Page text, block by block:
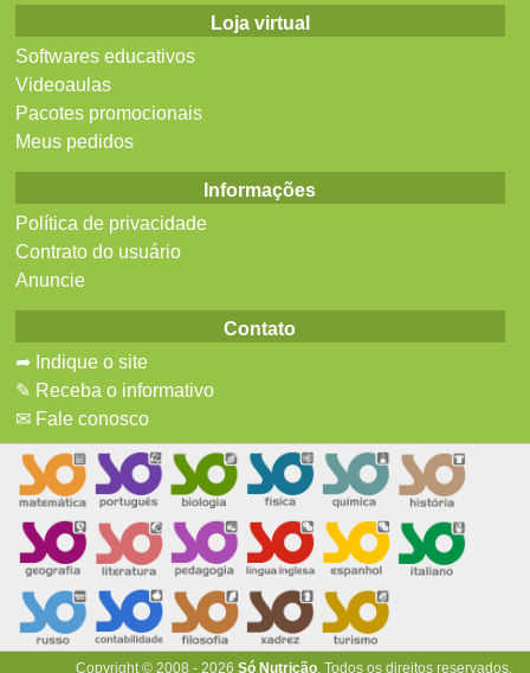
Loja virtual
Softwares educativos
Videoaulas
Pacotes promocionais
Meus pedidos
Informações
Política de privacidade
Contrato do usuário
Anuncie
Contato
➦ Indique o site
✎ Receba o informativo
✉ Fale conosco
Copyright © 2008 - 2026 Só Nutrição. Todos os direitos reservados.